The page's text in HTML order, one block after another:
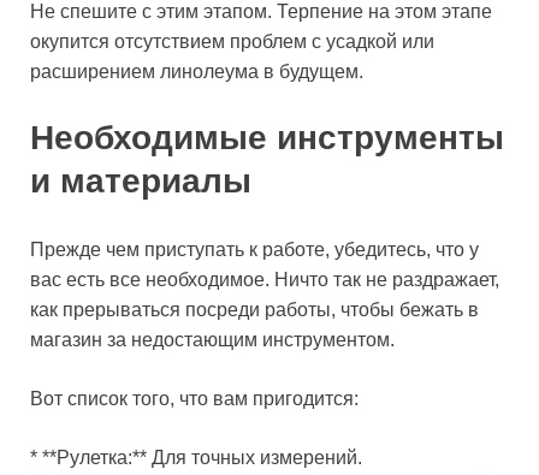
Не спешите с этим этапом. Терпение на этом этапе
окупится отсутствием проблем с усадкой или
расширением линолеума в будущем.
Необходимые инструменты
и материалы
Прежде чем приступать к работе, убедитесь, что у
вас есть все необходимое. Ничто так не раздражает,
как прерываться посреди работы, чтобы бежать в
магазин за недостающим инструментом.
Вот список того, что вам пригодится:
* **Рулетка:** Для точных измерений.